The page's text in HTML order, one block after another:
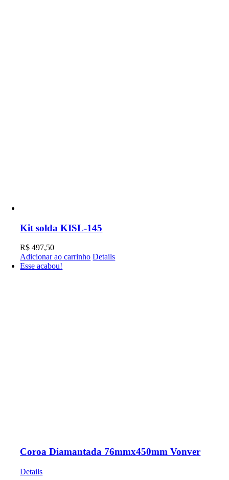
Kit solda KISL-145
R$ 497,50
Adicionar ao carrinho Details
Esse acabou!
Coroa Diamantada 76mmx450mm Vonver
Details